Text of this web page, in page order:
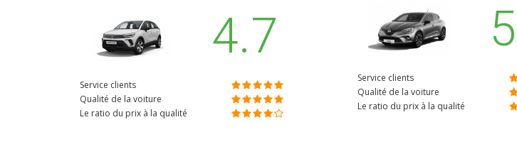
4.7
Service clients
Qualité de la voiture
Le ratio du prix à la qualité
Service clients
Qualité de la voiture
Le ratio du prix à la qualité